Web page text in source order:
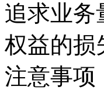
追求业务
权益的损
注意事项